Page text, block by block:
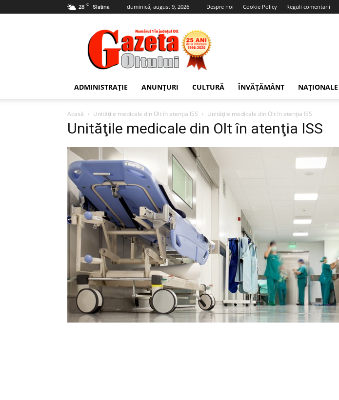
28 C Slatina duminică, august 9, 2026 Despre noi Cookie Policy Reguli comentarii
Gazeta
Oltului
ADMINISTRAȚIE ANUNȚURI CULTURĂ ÎNVĂȚĂMÂNT NAȚIONALE
Acasă Unităţile medicale din Olt în atenţia ISS Unităţile medicale din Olt în atenţia ISS
Unităţile medicale din Olt în atenţia ISS